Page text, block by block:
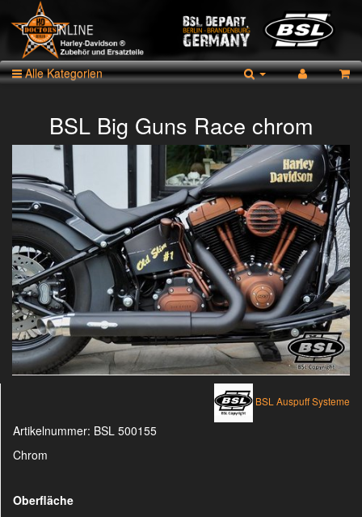
Alle Kategorien
BSL Big Guns Race chrom
BSL Auspuff Systeme
Artikelnummer: BSL 500155
Chrom
Oberfläche